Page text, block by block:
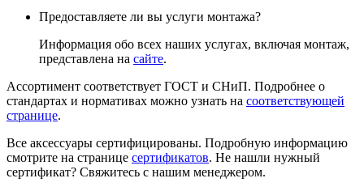
Предоставляете ли вы услуги монтажа?
Информация обо всех наших услугах, включая монтаж,
представлена на сайте.
Ассортимент соответствует ГОСТ и СНиП. Подробнее о
стандартах и нормативах можно узнать на соответствующей
странице.
Все аксессуары сертифицированы. Подробную информацию
смотрите на странице сертификатов. Не нашли нужный
сертификат? Свяжитесь с нашим менеджером.